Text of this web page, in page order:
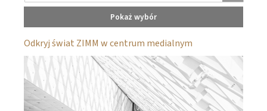
Pokaż wybór
Odkryj świat ZIMM w centrum medialnym